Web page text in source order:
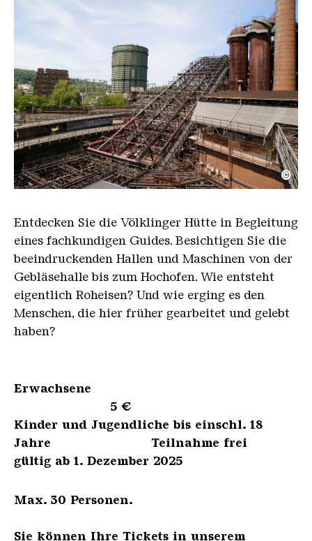
Der Erzschrägaufzug der Völklinger Hütte mit
Copyright: Weltkulturerbe Völklinger Hütte | Karl
©
Entdecken Sie die Völklinger Hütte in Begleitung
eines fachkundigen Guides. Besichtigen Sie die
beeindruckenden Hallen und Maschinen von der
Gebläsehalle bis zum Hochofen. Wie entsteht
eigentlich Roheisen? Und wie erging es den
Menschen, die hier früher gearbeitet und gelebt
haben?
Erwachsene
5 €
Kinder und Jugendliche bis einschl. 18
Jahre Teilnahme frei
gültig ab 1. Dezember 2025
Max. 30 Personen.
Sie können Ihre Tickets in unserem